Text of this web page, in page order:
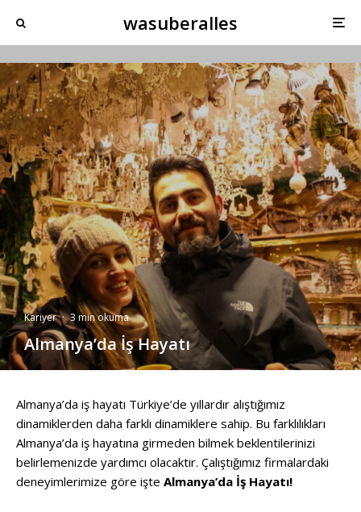
wasuberalles
Kariyer · 3 min okuma
Almanya’da İş Hayatı
Almanya’da iş hayatı Türkiye’de yıllardır alıştığımız
dinamiklerden daha farklı dinamiklere sahip. Bu farklılıkları
Almanya’da iş hayatına girmeden bilmek beklentilerinizi
belirlemenizde yardımcı olacaktır. Çalıştığımız firmalardaki
deneyimlerimize göre işte Almanya’da İş Hayatı!